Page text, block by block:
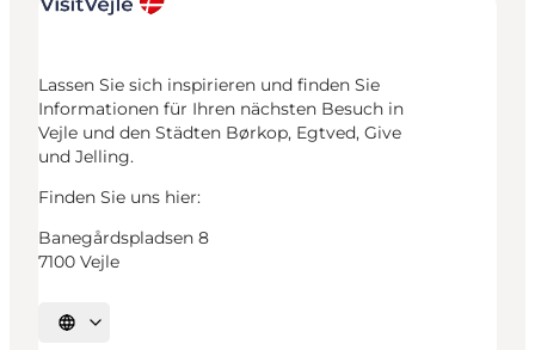
Lassen Sie sich inspirieren und finden Sie
Informationen für Ihren nächsten Besuch in
Vejle und den Städten Børkop, Egtved, Give
und Jelling.
Finden Sie uns hier:
Banegårdspladsen 8
7100 Vejle
Sprache auswählen